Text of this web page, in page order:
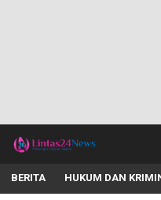
lintas24news.com
Menyingkap Setiap Realita
BERITA HUKUM DAN